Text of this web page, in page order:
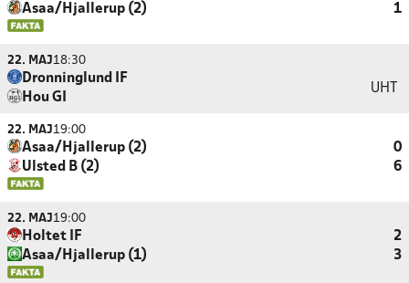
Asaa/Hjallerup (2)
1
22. MAJ18:30
Dronninglund IF
Hou GI
UHT
22. MAJ19:00
Asaa/Hjallerup (2)
0
Ulsted B (2)
6
22. MAJ19:00
Holtet IF
2
Asaa/Hjallerup (1)
3